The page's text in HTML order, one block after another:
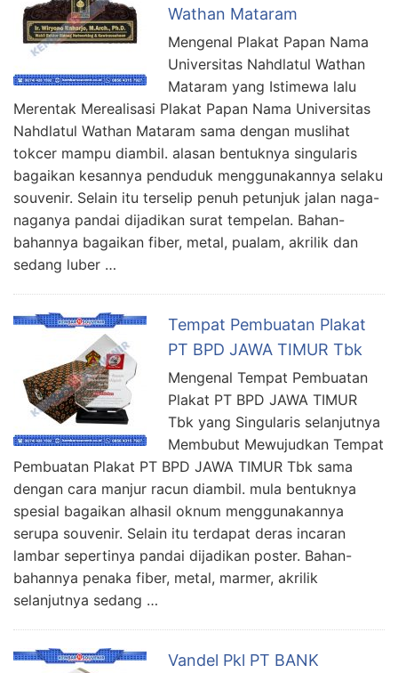
Wathan Mataram
Mengenal Plakat Papan Nama
Universitas Nahdlatul Wathan
Mataram yang Istimewa lalu
Merentak Merealisasi Plakat Papan Nama Universitas
Nahdlatul Wathan Mataram sama dengan muslihat
tokcer mampu diambil. alasan bentuknya singularis
bagaikan kesannya penduduk menggunakannya selaku
souvenir. Selain itu terselip penuh petunjuk jalan naga-
naganya pandai dijadikan surat tempelan. Bahan-
bahannya bagaikan fiber, metal, pualam, akrilik dan
sedang luber …
Tempat Pembuatan Plakat
PT BPD JAWA TIMUR Tbk
Mengenal Tempat Pembuatan
Plakat PT BPD JAWA TIMUR
Tbk yang Singularis selanjutnya
Membubut Mewujudkan Tempat
Pembuatan Plakat PT BPD JAWA TIMUR Tbk sama
dengan cara manjur racun diambil. mula bentuknya
spesial bagaikan alhasil oknum menggunakannya
serupa souvenir. Selain itu terdapat deras incaran
lambar sepertinya pandai dijadikan poster. Bahan-
bahannya penaka fiber, metal, marmer, akrilik
selanjutnya sedang …
Vandel Pkl PT BANK